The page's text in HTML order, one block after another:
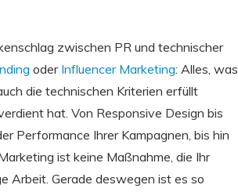
zwischen PR und technischer
oder Influencer Marketing: Alles, was
die technischen Kriterien erfüllt
hat. Von Responsive Design bis
Performance Ihrer Kampagnen, bis hin
ist keine Maßnahme, die Ihr
Arbeit. Gerade deswegen ist es so